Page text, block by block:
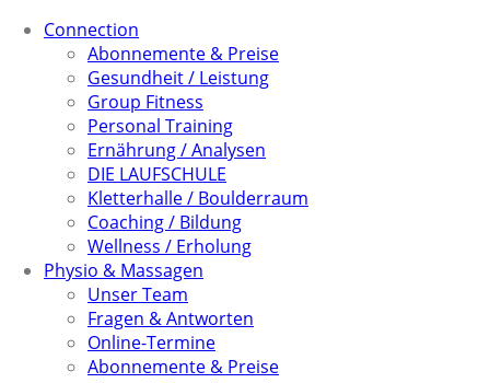
Connection
Abonnemente & Preise
Gesundheit / Leistung
Group Fitness
Personal Training
Ernährung / Analysen
DIE LAUFSCHULE
Kletterhalle / Boulderraum
Coaching / Bildung
Wellness / Erholung
Physio & Massagen
Unser Team
Fragen & Antworten
Online-Termine
Abonnemente & Preise